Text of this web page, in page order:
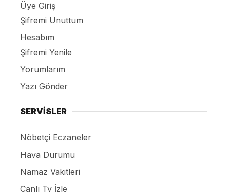
Üye Giriş
Şifremi Unuttum
Hesabım
Şifremi Yenile
Yorumlarım
Yazı Gönder
SERVİSLER
Nöbetçi Eczaneler
Hava Durumu
Namaz Vakitleri
Canlı Tv İzle